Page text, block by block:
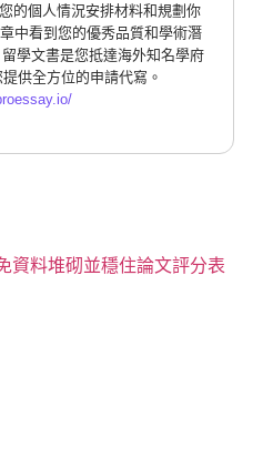
的個人情況安排材料和規劃你
中看到您的優秀品質和學術潛
學文書是您抵達海外知名學府
供全方位的申請代寫。